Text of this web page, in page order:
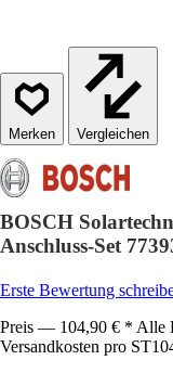
Vergleichen
BOSCH
Anschluss-Set
Erste Bewertung
Preis — 104,90 € * Alle
Versandkosten pro ST